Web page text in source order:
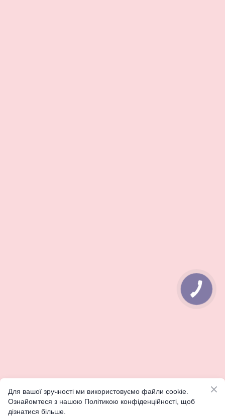
Для вашої зручності ми використовуємо файли cookie.
Ознайомтеся з нашою Політикою конфіденційності, щоб
дізнатися більше.
КНОПКА
ЗВ'ЯЗКУ